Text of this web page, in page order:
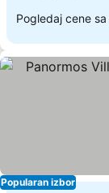
Pogledaj cene sa
Popularan izbor